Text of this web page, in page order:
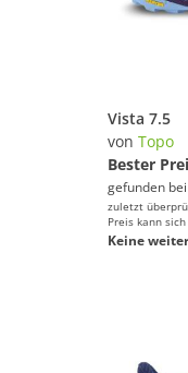
Vista 7.5
von Topo
Bester
gefunden bei
zuletzt
Preis kann
Keine